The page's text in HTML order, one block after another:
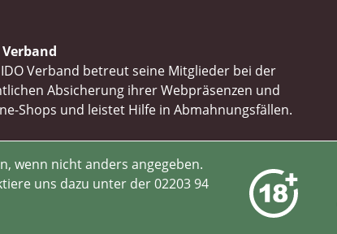
Verband
Verband betreut seine Mitglieder bei der
Absicherung ihrer Webpräsenzen und
Shops und leistet Hilfe in Abmahnungsfällen.
wenn nicht anders angegeben.
uns dazu unter der 02203 94